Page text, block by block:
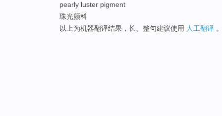
pearly luster pigment
珠光颜料
以上为机器翻译结果，长、整句建议使用 人工翻译